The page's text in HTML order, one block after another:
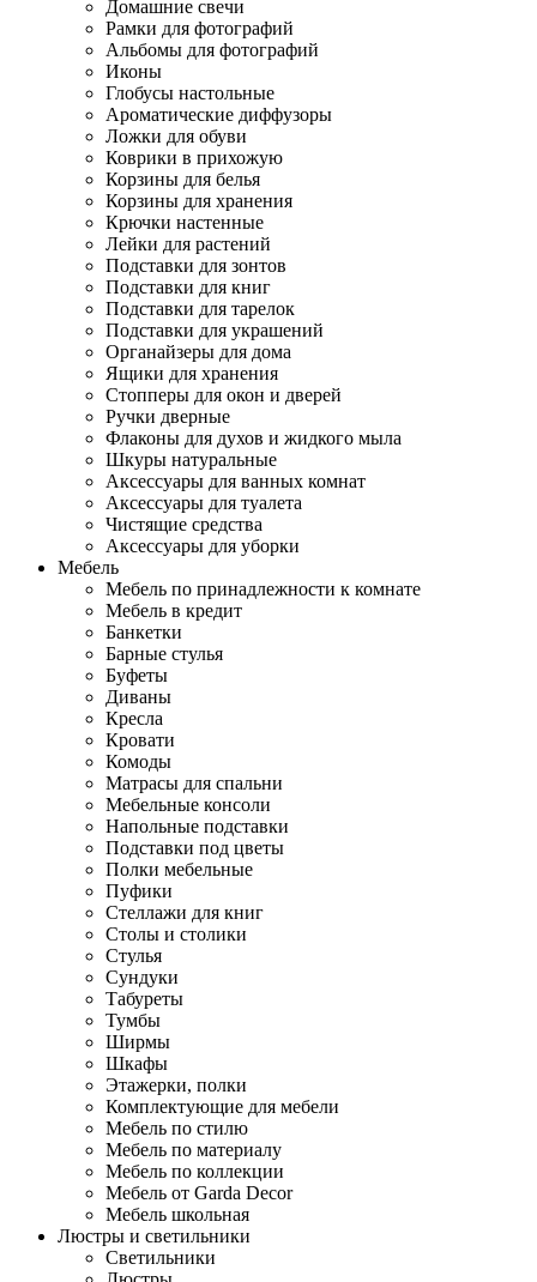
Домашние свечи
Рамки для фотографий
Альбомы для фотографий
Иконы
Глобусы настольные
Ароматические диффузоры
Ложки для обуви
Коврики в прихожую
Корзины для белья
Корзины для хранения
Крючки настенные
Лейки для растений
Подставки для зонтов
Подставки для книг
Подставки для тарелок
Подставки для украшений
Органайзеры для дома
Ящики для хранения
Стопперы для окон и дверей
Ручки дверные
Флаконы для духов и жидкого мыла
Шкуры натуральные
Аксессуары для ванных комнат
Аксессуары для туалета
Чистящие средства
Аксессуары для уборки
Мебель
Мебель по принадлежности к комнате
Мебель в кредит
Банкетки
Барные стулья
Буфеты
Диваны
Кресла
Кровати
Комоды
Матрасы для спальни
Мебельные консоли
Напольные подставки
Подставки под цветы
Полки мебельные
Пуфики
Стеллажи для книг
Столы и столики
Стулья
Сундуки
Табуреты
Тумбы
Ширмы
Шкафы
Этажерки, полки
Комплектующие для мебели
Мебель по стилю
Мебель по материалу
Мебель по коллекции
Мебель от Garda Decor
Мебель школьная
Люстры и светильники
Светильники